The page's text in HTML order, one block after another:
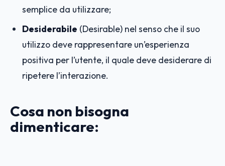
semplice da utilizzare;
Desiderabile (Desirable) nel senso che il suo
utilizzo deve rappresentare un’esperienza
positiva per l’utente, il quale deve desiderare di
ripetere l’interazione.
Cosa non bisogna
dimenticare: